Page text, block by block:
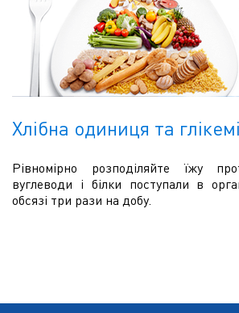
Хлібна одиниця та
Рівномірно розподіляйте їжу
вуглеводи і білки поступали в
обсязі три рази на добу.